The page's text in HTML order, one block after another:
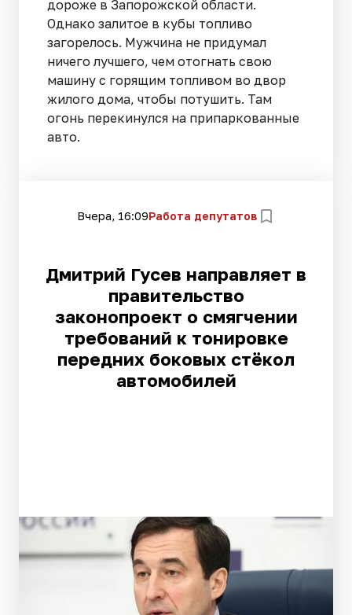
дороже в Запорожской области.
Однако залитое в кубы топливо
загорелось. Мужчина не придумал
ничего лучшего, чем отогнать свою
машину с горящим топливом во двор
жилого дома, чтобы потушить. Там
огонь перекинулся на припаркованные
авто.
Вчера, 16:09Работа депутатов
Дмитрий Гусев направляет в
правительство
законопроект о смягчении
требований к тонировке
передних боковых стёкол
автомобилей